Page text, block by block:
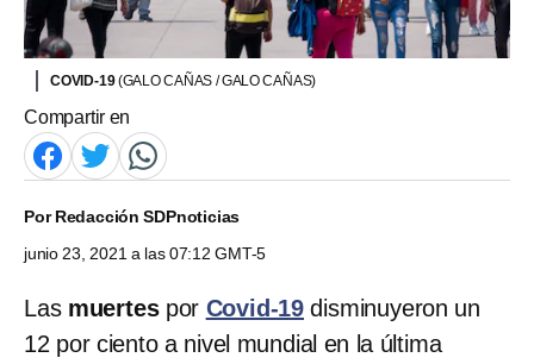
COVID-19(GALO CAÑAS / GALO CAÑAS)
Compartir en
PorRedacción SDPnoticias
junio 23, 2021 a las 07:12 GMT-5
Las muertespor Covid-19 disminuyeron un
12 por ciento a nivel mundial en la última